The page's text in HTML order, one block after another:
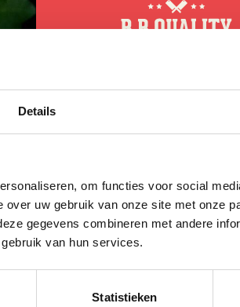
Details
om functies voor social
uw gebruik van onze site met onze
gegevens combineren met andere
van hun services.
Statistieken
10% korting op je
eerste bestelling*
VOORNAAM*